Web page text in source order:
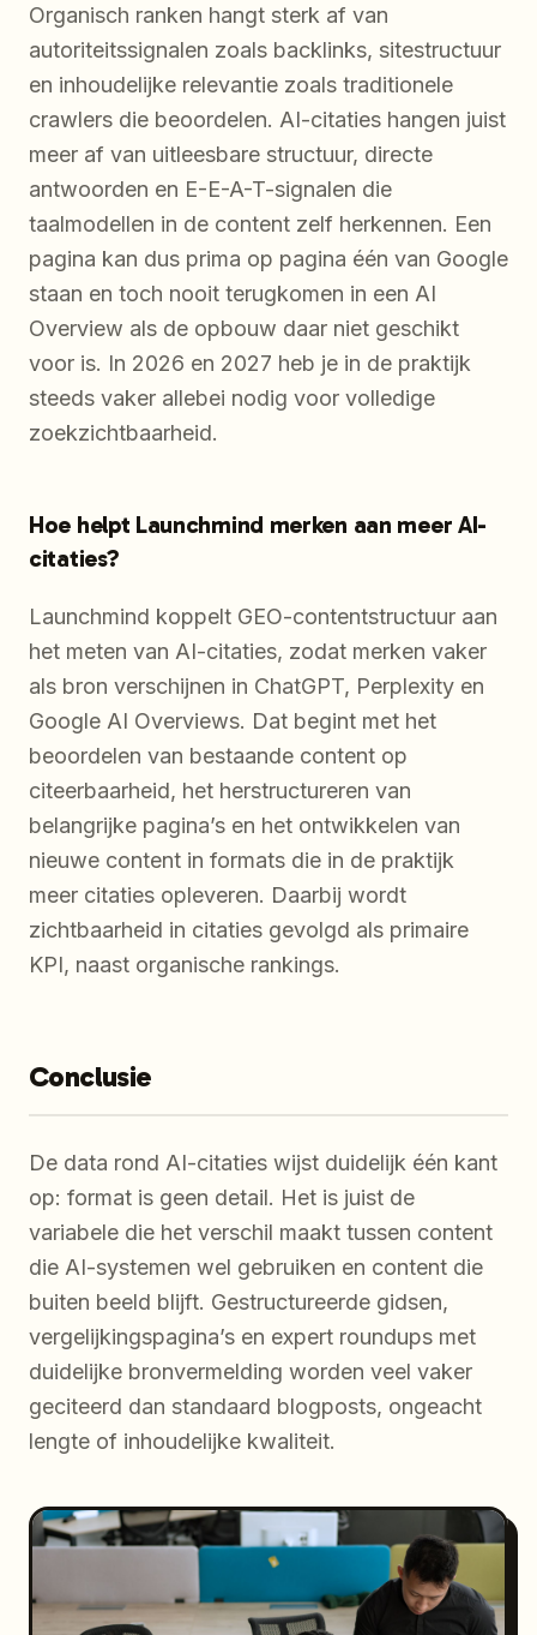
Organisch ranken hangt sterk af van
autoriteitssignalen zoals backlinks, sitestructuur
en inhoudelijke relevantie zoals traditionele
crawlers die beoordelen. AI-citaties hangen juist
meer af van uitleesbare structuur, directe
antwoorden en E-E-A-T-signalen die
taalmodellen in de content zelf herkennen. Een
pagina kan dus prima op pagina één van Google
staan en toch nooit terugkomen in een AI
Overview als de opbouw daar niet geschikt
voor is. In 2026 en 2027 heb je in de praktijk
steeds vaker allebei nodig voor volledige
zoekzichtbaarheid.
Hoe helpt Launchmind merken aan meer AI-
citaties?
Launchmind koppelt GEO-contentstructuur aan
het meten van AI-citaties, zodat merken vaker
als bron verschijnen in ChatGPT, Perplexity en
Google AI Overviews. Dat begint met het
beoordelen van bestaande content op
citeerbaarheid, het herstructureren van
belangrijke pagina’s en het ontwikkelen van
nieuwe content in formats die in de praktijk
meer citaties opleveren. Daarbij wordt
zichtbaarheid in citaties gevolgd als primaire
KPI, naast organische rankings.
Conclusie
De data rond AI-citaties wijst duidelijk één kant
op: format is geen detail. Het is juist de
variabele die het verschil maakt tussen content
die AI-systemen wel gebruiken en content die
buiten beeld blijft. Gestructureerde gidsen,
vergelijkingspagina’s en expert roundups met
duidelijke bronvermelding worden veel vaker
geciteerd dan standaard blogposts, ongeacht
lengte of inhoudelijke kwaliteit.